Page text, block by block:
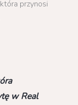
przynosi
w Real